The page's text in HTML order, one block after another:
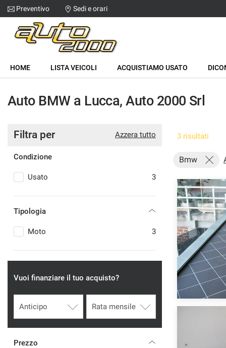
LISTA VEICOLI
ACQUISTIAMO USATO
DICONO DI NOI
CONTATTI
Preventivo Sedi e orari
HOME LISTA VEICOLI ACQUISTIAMO USATO
Auto BMW a Lucca, Auto 2000 Srl
Azzera tutto
Filtra per
Condizione
Usato 3
Tipologia
Moto 3
Vuoi finanziare il tuo acquisto?
Prezzo
3 risultati
Bmw
Le
tue
preferenze
Il
pannello
ti
di
esprimere
tue
di
alle
tecnologie
tracciamento
che
adottiamo
per
le
svolgere
le
attività
di